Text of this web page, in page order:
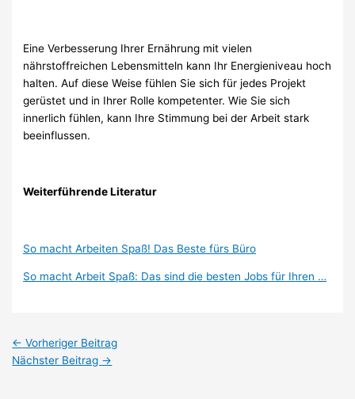
Eine Verbesserung Ihrer Ernährung mit vielen
nährstoffreichen Lebensmitteln kann Ihr Energieniveau hoch
halten. Auf diese Weise fühlen Sie sich für jedes Projekt
gerüstet und in Ihrer Rolle kompetenter. Wie Sie sich
innerlich fühlen, kann Ihre Stimmung bei der Arbeit stark
beeinflussen.
Weiterführende Literatur
So macht Arbeiten Spaß! Das Beste fürs Büro
So macht Arbeit Spaß: Das sind die besten Jobs für Ihren …
← Vorheriger Beitrag
Nächster Beitrag →